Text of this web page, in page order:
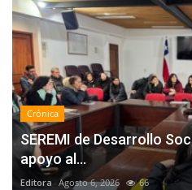
Crónica
SEREMI de Desarrollo
apoyo al...
Editora Agosto 6, 2026 66